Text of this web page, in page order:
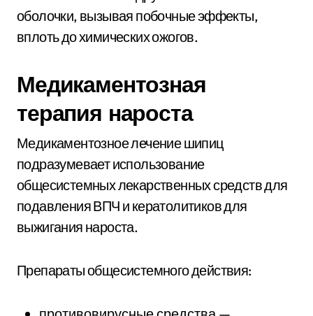
оболочки, вызывая побочные эффекты,
вплоть до химических ожогов.
Медикаментозная
терапия нароста
Медикаментозное лечение шипиц
подразумевает использование
общесистемных лекарственных средств для
подавления ВПЧ и кератолитиков для
выжигания нароста.
Препараты общесистемного действия: